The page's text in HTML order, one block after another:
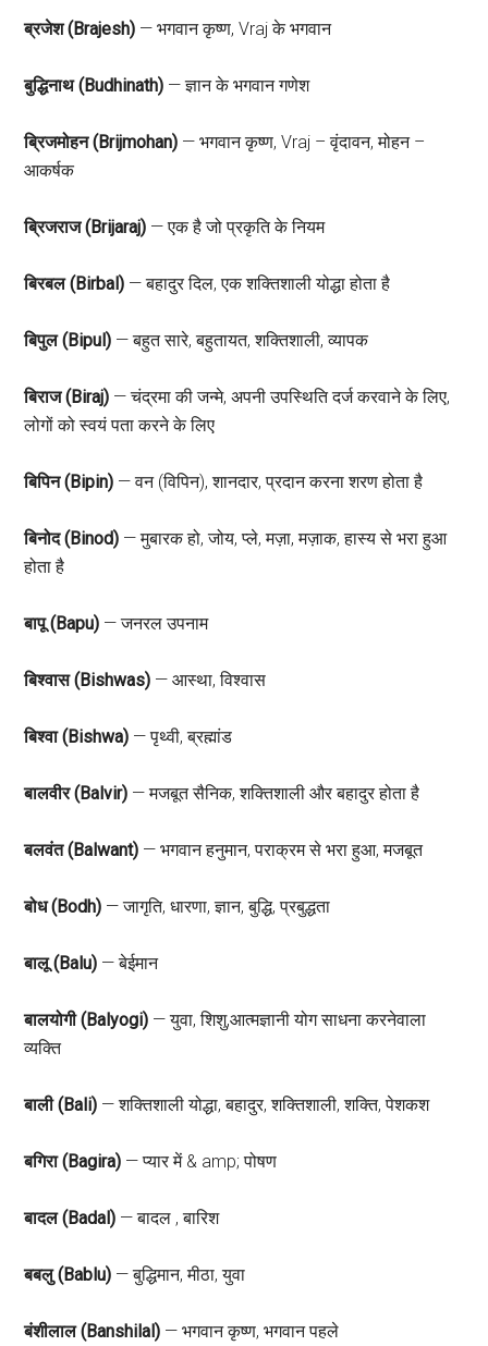
ब्रजेश (Brajesh) — भगवान कृष्ण, Vraj के भगवान
बुद्धिनाथ (Budhinath) — ज्ञान के भगवान गणेश
ब्रिजमोहन (Brijmohan) — भगवान कृष्ण, Vraj – वृंदावन, मोहन –
आकर्षक
ब्रिजराज (Brijaraj) — एक है जो प्रकृति के नियम
बिरबल (Birbal) — बहादुर दिल, एक शक्तिशाली योद्धा होता है
बिपुल (Bipul) — बहुत सारे, बहुतायत, शक्तिशाली, व्यापक
बिराज (Biraj) — चंद्रमा की जन्मे, अपनी उपस्थिति दर्ज करवाने के लिए,
लोगों को स्वयं पता करने के लिए
बिपिन (Bipin) — वन (विपिन), शानदार, प्रदान करना शरण होता है
बिनोद (Binod) — मुबारक हो, जोय, प्ले, मज़ा, मज़ाक, हास्य से भरा हुआ
होता है
बापू (Bapu) — जनरल उपनाम
बिश्वास (Bishwas) — आस्था, विश्वास
बिश्वा (Bishwa) — पृथ्वी, ब्रह्मांड
बालवीर (Balvir) — मजबूत सैनिक, शक्तिशाली और बहादुर होता है
बलवंत (Balwant) — भगवान हनुमान, पराक्रम से भरा हुआ, मजबूत
बोध (Bodh) — जागृति, धारणा, ज्ञान, बुद्धि, प्रबुद्धता
बालू (Balu) — बेईमान
बालयोगी (Balyogi) — युवा, शिशु,आत्मज्ञानी योग साधना करनेवाला
व्यक्ति
बाली (Bali) — शक्तिशाली योद्धा, बहादुर, शक्तिशाली, शक्ति, पेशकश
बगिरा (Bagira) — प्यार में & amp; पोषण
बादल (Badal) — बादल , बारिश
बबलु (Bablu) — बुद्धिमान, मीठा, युवा
बंशीलाल (Banshilal) — भगवान कृष्ण, भगवान पहले